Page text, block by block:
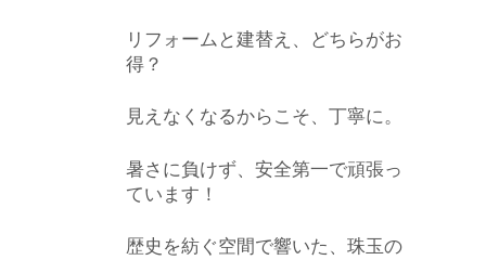
リフォームと建替え、どちらがお
得？
見えなくなるからこそ、丁寧に。
暑さに負けず、安全第一で頑張っ
ています！
歴史を紡ぐ空間で響いた、珠玉の